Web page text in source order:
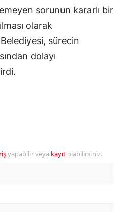
sorunun kararlı bir
olarak
sürecin
dolayı
yapabilir veya kayıt olabilirsiniz.